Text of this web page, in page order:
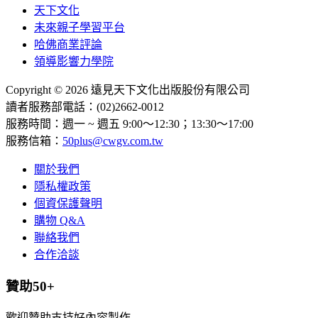
天下文化
未來親子學習平台
哈佛商業評論
領導影響力學院
Copyright © 2026 遠見天下文化出版股份有限公司
讀者服務部電話：(02)2662-0012
服務時間：週一 ~ 週五 9:00～12:30；13:30～17:00
服務信箱： 50plus@cwgv.com.tw
關於我們
隱私權政策
個資保護聲明
購物 Q&A
聯絡我們
合作洽談
贊助50+